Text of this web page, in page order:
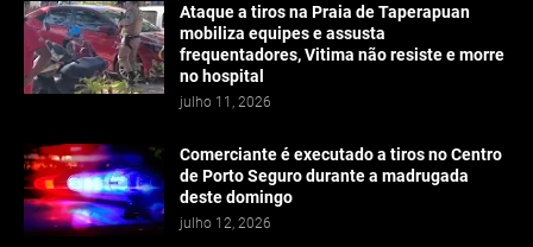
Ataque a tiros na Praia de Taperapuan
mobiliza equipes e assusta
frequentadores, Vitima não resiste e morre
no hospital
julho 11, 2026
Comerciante é executado a tiros no Centro
de Porto Seguro durante a madrugada
deste domingo
julho 12, 2026